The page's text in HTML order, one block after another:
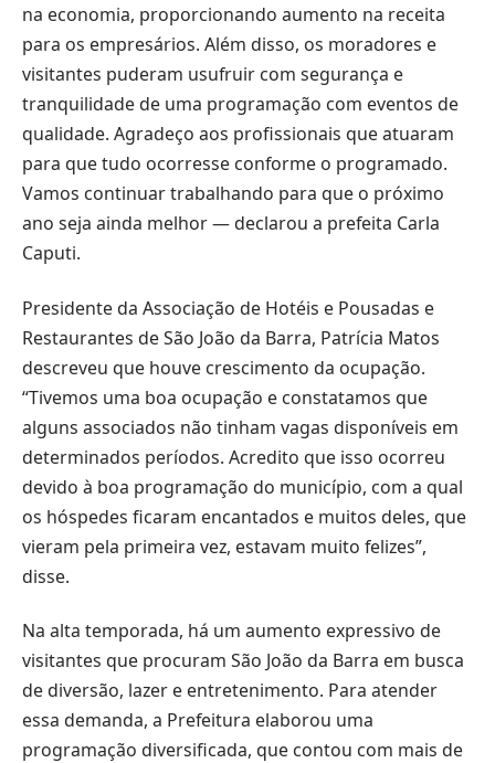
na economia, proporcionando aumento na receita
para os empresários. Além disso, os moradores e
visitantes puderam usufruir com segurança e
tranquilidade de uma programação com eventos de
qualidade. Agradeço aos profissionais que atuaram
para que tudo ocorresse conforme o programado.
Vamos continuar trabalhando para que o próximo
ano seja ainda melhor — declarou a prefeita Carla
Caputi.
Presidente da Associação de Hotéis e Pousadas e
Restaurantes de São João da Barra, Patrícia Matos
descreveu que houve crescimento da ocupação.
“Tivemos uma boa ocupação e constatamos que
alguns associados não tinham vagas disponíveis em
determinados períodos. Acredito que isso ocorreu
devido à boa programação do município, com a qual
os hóspedes ficaram encantados e muitos deles, que
vieram pela primeira vez, estavam muito felizes”,
disse.
Na alta temporada, há um aumento expressivo de
visitantes que procuram São João da Barra em busca
de diversão, lazer e entretenimento. Para atender
essa demanda, a Prefeitura elaborou uma
programação diversificada, que contou com mais de